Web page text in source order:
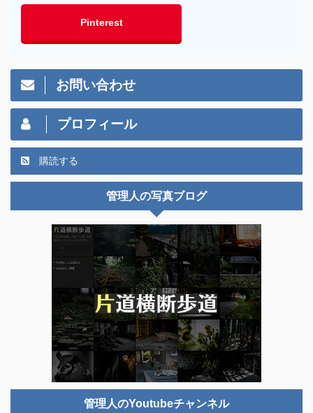
Pinterest
お問い合わせ
プロフィール
購読する
管理人の写真ブログ
管理人のYoutubeチャンネル